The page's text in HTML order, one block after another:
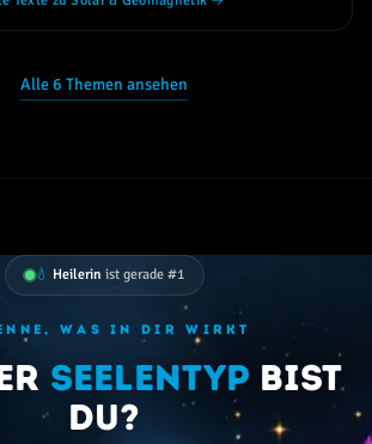
Alle 6 Themen ansehen
💧 Heilerin ist gerade #1
WAS IN DIR WIRKT
Seelentyp bist
du?